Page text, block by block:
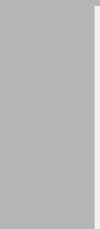
Перейти к основному